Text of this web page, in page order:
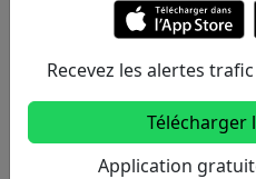
Autres lignes
1 2 3
Recevez les alertes
Télécharger
Application